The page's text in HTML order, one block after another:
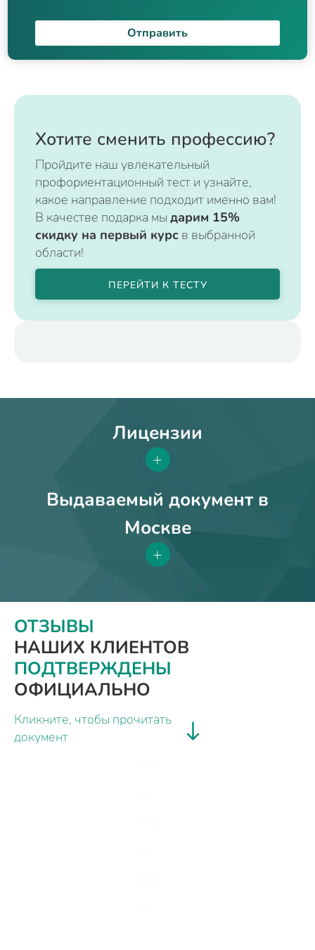
Отправить
Хотите сменить профессию?
Пройдите наш увлекательный
профориентационный тест и узнайте,
какое направление подходит именно вам!
В качестве подарка мы дарим 15%
скидку на первый курс в выбранной
области!
ПЕРЕЙТИ К ТЕСТУ
Лицензии
+
Выдаваемый документ в
Москве
+
ОТЗЫВЫ
НАШИХ КЛИЕНТОВ
ПОДТВЕРЖДЕНЫ
ОФИЦИАЛЬНО
Кликните, чтобы прочитать
документ